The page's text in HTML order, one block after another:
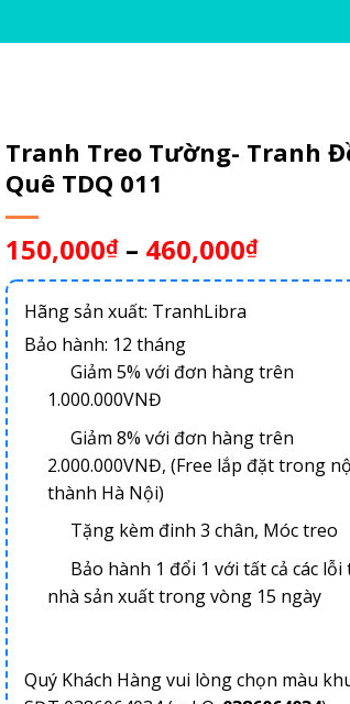
Tranh Treo Tường- Tranh
Quê TDQ 011
150,000₫– 460,000₫
Hãng sản xuất: TranhLibra
Bảo hành: 12 tháng
Giảm 5% với đơn hàng trên
1.000.000VNĐ
Giảm 8% với đơn hàng trên
2.000.000VNĐ, (Free lắp đặt trong
thành Hà Nội)
Tặng kèm đinh 3 chân, Móc treo
Bảo hành 1 đổi 1 với tất cả các lỗi
nhà sản xuất trong vòng 15 ngày
Quý Khách Hàng vui lòng chọn màu